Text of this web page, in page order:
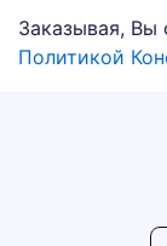
Заказывая, Вы
Политикой